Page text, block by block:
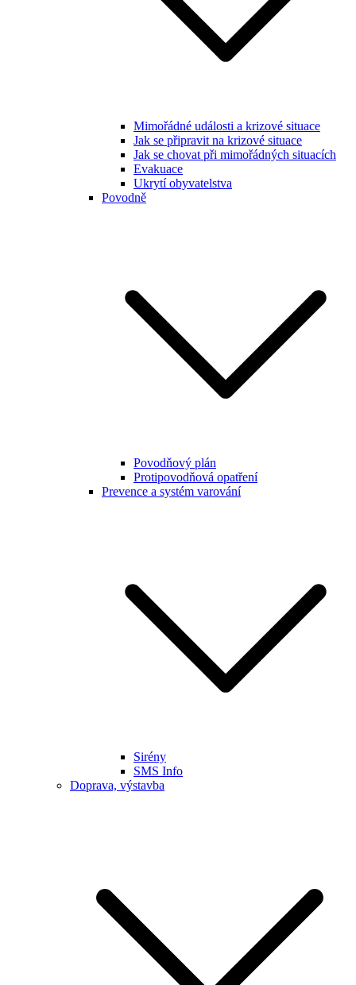
Mimořádné události a krizové situace
Jak se připravit na krizové situace
Jak se chovat při mimořádných situacích
Evakuace
Ukrytí obyvatelstva
Povodně
Povodňový plán
Protipovodňová opatření
Prevence a systém varování
Sirény
SMS Info
Doprava, výstavba